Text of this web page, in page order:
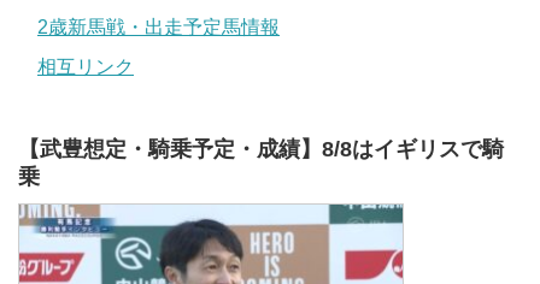
2歳新馬戦・出走予定馬情報
相互リンク
【武豊想定・騎乗予定・成績】8/8はイギリスで騎
乗